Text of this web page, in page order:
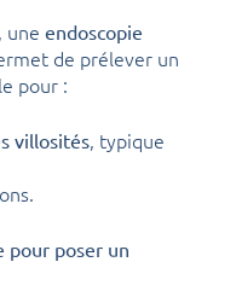
une endoscopie
de prélever un
pour :
villosités, typique
pour poser un